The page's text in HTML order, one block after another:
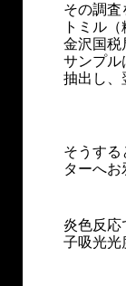
その調査
トミル
金沢国税
サンプル
抽出し、
そうする
ターへお
炎色反応
子吸光光